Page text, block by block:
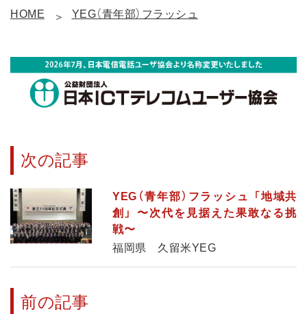
HOME YEG（青年部）フラッシュ
次の記事
YEG（青年部）フラッシュ 「地域共
創」 〜次代を見据えた果敢なる挑
戦〜
福岡県 久留米YEG
前の記事